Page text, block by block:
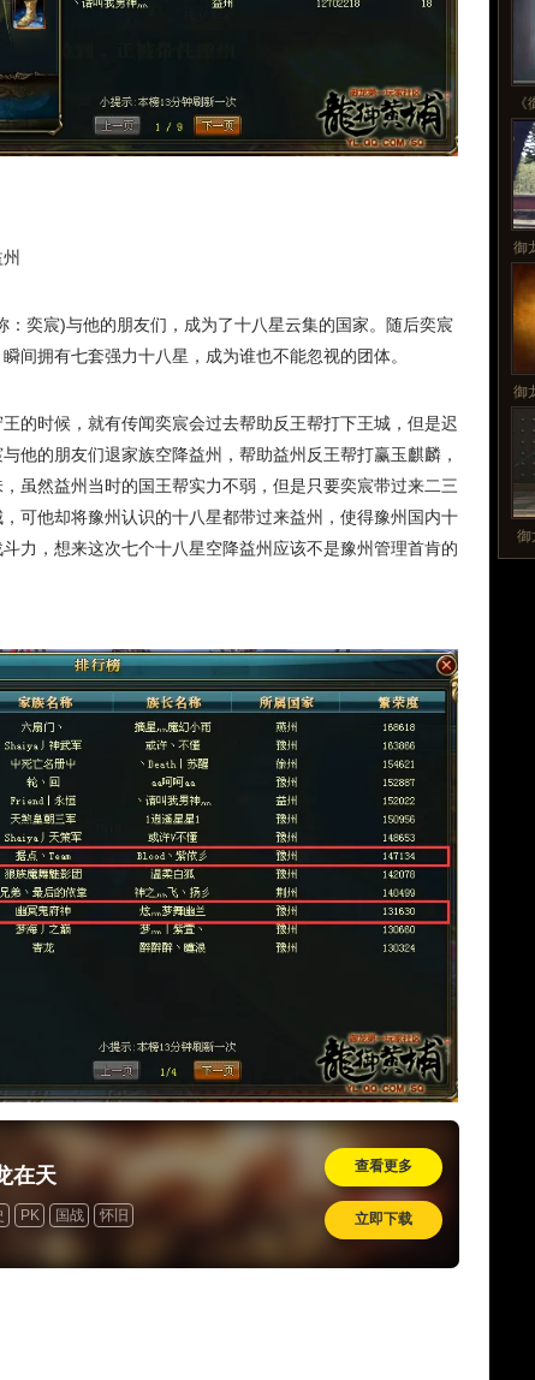
：奕宸)与他的朋友们，成为了十八星云集的国家。随后奕宸
间拥有七套强力十八星，成为谁也不能忽视的团体。
的时候，就有传闻奕宸会过去帮助反王帮打下王城，但是迟
他的朋友们退家族空降益州，帮助益州反王帮打赢玉麒麟，
虽然益州当时的国王帮实力不弱，但是只要奕宸带过来二三
可他却将豫州认识的十八星都带过来益州，使得豫州国内十
力，想来这次七个十八星空降益州应该不是豫州管理首肯的
在天
PK 国战 怀旧
查看更多
立即下载
御
御
御